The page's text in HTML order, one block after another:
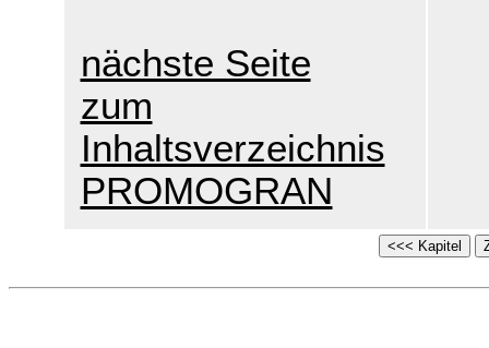
nächste Seite
zum
Inhaltsverzeichnis
PROMOGRAN